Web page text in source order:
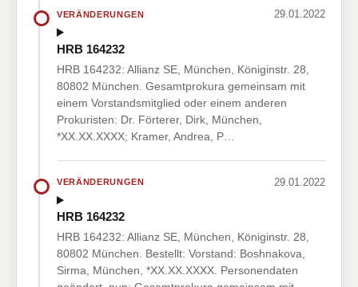
VERÄNDERUNGEN 29.01.2022
HRB 164232
HRB 164232: Allianz SE, München, Königinstr. 28,
80802 München. Gesamtprokura gemeinsam mit
einem Vorstandsmitglied oder einem anderen
Prokuristen: Dr. Förterer, Dirk, München,
*XX.XX.XXXX; Kramer, Andrea, P…
VERÄNDERUNGEN 29.01.2022
HRB 164232
HRB 164232: Allianz SE, München, Königinstr. 28,
80802 München. Bestellt: Vorstand: Boshnakova,
Sirma, München, *XX.XX.XXXX. Personendaten